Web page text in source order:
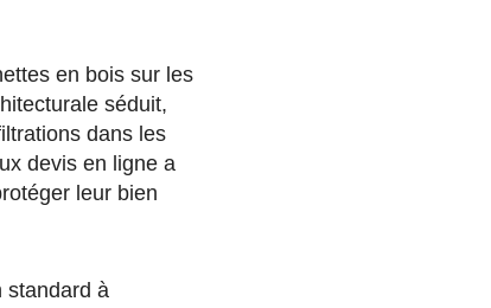
en bois sur les
séduit,
dans les
devis en ligne a
leur bien
standard à